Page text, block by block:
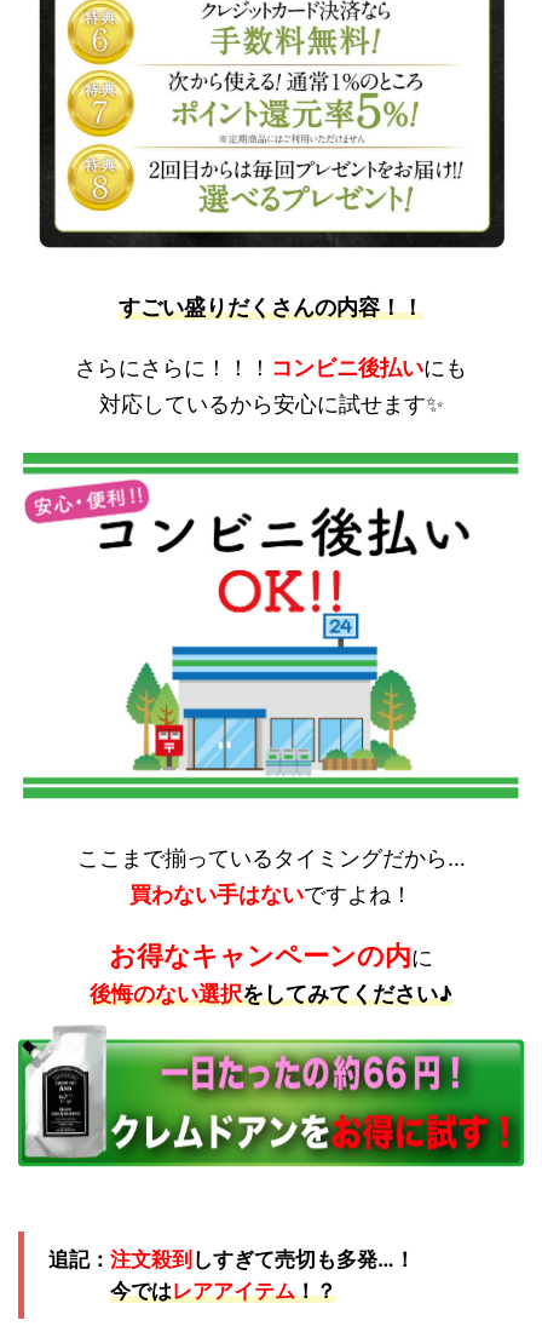
すごい盛りだくさんの内容！！
さらにさらに！！！ コンビニ後払いにも
対応しているから安心に試せます✨
ここまで揃っているタイミングだから…
買わない手はないですよね！
お得なキャンペーンの内に
後悔のない選択をしてみてください♪
追記： 注文殺到 しすぎて売切も多発…！
今ではレアアイテム！？